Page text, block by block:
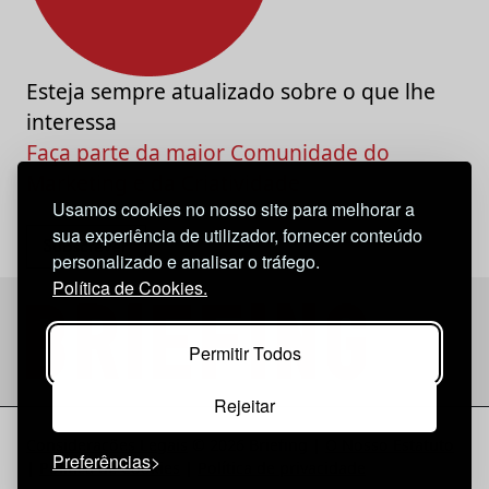
Usamos cookies no nosso site para melhorar a
sua experiência de utilizador, fornecer conteúdo
personalizado e analisar o tráfego.
Política de Cookies.
Permitir Todos
Rejeitar
Preferências
Esteja sempre atualizado sobre o que lhe
interessa
Faça parte da maior Comunidade do
Política de Cookies